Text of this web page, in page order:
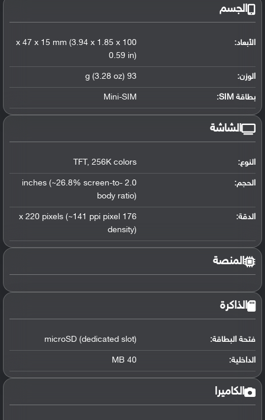
الجسم
الأبعاد:
100 x 47 x 15 mm (3.94 x 1.85 x
0.59 in)
الوزن: 93 g (3.28 oz)
بطاقة SIM: Mini-SIM
الشاشة
النوع: TFT, 256K colors
الحجم:
2.0 inches (~26.8% screen-to-
body ratio)
الدقة:
176 x 220 pixels (~141 ppi pixel
density)
المنصة
الذاكرة
فتحة البطاقة: microSD (dedicated slot)
الداخلية: 40 MB
الكاميرا